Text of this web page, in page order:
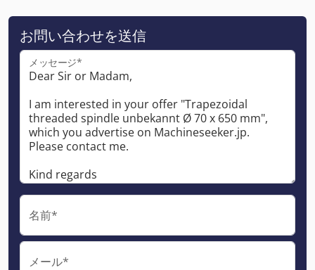
お問い合わせを送信
メッセージ*
名前*
メール*